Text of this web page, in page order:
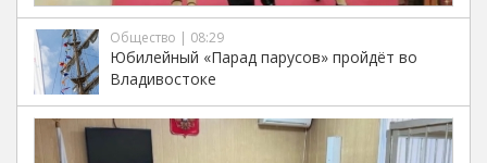
Общество | 08:29
Юбилейный «Парад парусов» пройдёт во
Владивостоке